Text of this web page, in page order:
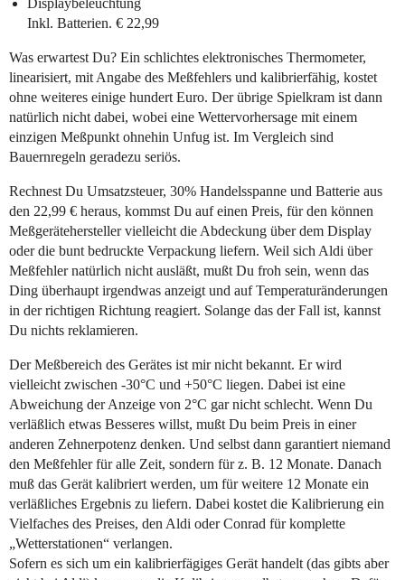
Displaybeleuchtung
Inkl. Batterien. € 22,99
Was erwartest Du? Ein schlichtes elektronisches Thermometer,
linearisiert, mit Angabe des Meßfehlers und kalibrierfähig, kostet
ohne weiteres einige hundert Euro. Der übrige Spielkram ist dann
natürlich nicht dabei, wobei eine Wettervorhersage mit einem
einzigen Meßpunkt ohnehin Unfug ist. Im Vergleich sind
Bauernregeln geradezu seriös.
Rechnest Du Umsatzsteuer, 30% Handelsspanne und Batterie aus
den 22,99 € heraus, kommst Du auf einen Preis, für den können
Meßgerätehersteller vielleicht die Abdeckung über dem Display
oder die bunt bedruckte Verpackung liefern. Weil sich Aldi über
Meßfehler natürlich nicht ausläßt, mußt Du froh sein, wenn das
Ding überhaupt irgendwas anzeigt und auf Temperaturänderungen
in der richtigen Richtung reagiert. Solange das der Fall ist, kannst
Du nichts reklamieren.
Der Meßbereich des Gerätes ist mir nicht bekannt. Er wird
vielleicht zwischen -30°C und +50°C liegen. Dabei ist eine
Abweichung der Anzeige von 2°C gar nicht schlecht. Wenn Du
verläßlich etwas Besseres willst, mußt Du beim Preis in einer
anderen Zehnerpotenz denken. Und selbst dann garantiert niemand
den Meßfehler für alle Zeit, sondern für z. B. 12 Monate. Danach
muß das Gerät kalibriert werden, um für weitere 12 Monate ein
verläßliches Ergebnis zu liefern. Dabei kostet die Kalibrierung ein
Vielfaches des Preises, den Aldi oder Conrad für komplette
„Wetterstationen“ verlangen.
Sofern es sich um ein kalibrierfägiges Gerät handelt (das gibts aber